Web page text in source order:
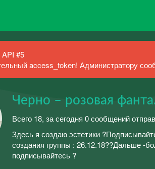
#5
access_token! Администратору
Черно – розовая
Всего 18, за сегодня 0 сообщений
Здесь я создаю эстетики
создания группы : 26.12.18??Дальше -
подписывайтесь ?